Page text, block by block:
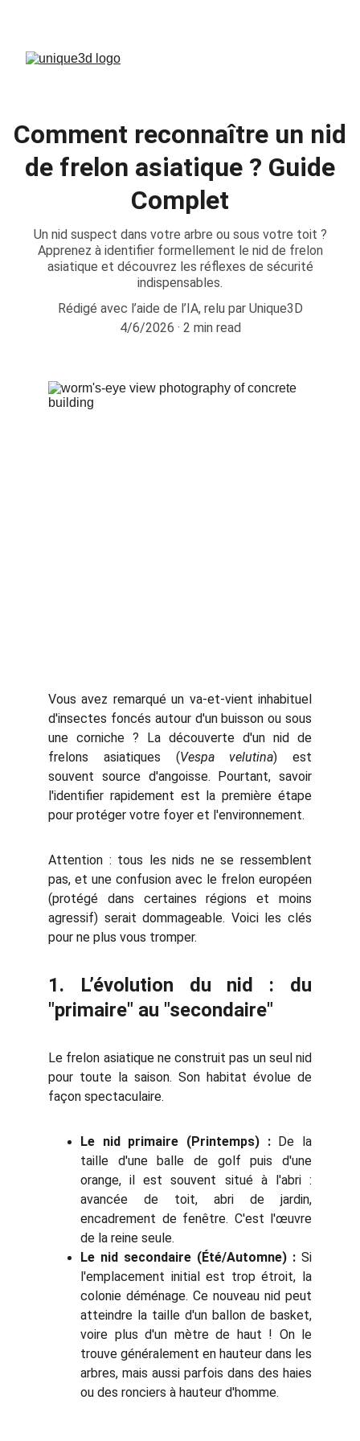
Comment reconnaître un nid
de frelon asiatique ? Guide
Complet
Un nid suspect dans votre arbre ou sous votre toit ?
Apprenez à identifier formellement le nid de frelon
asiatique et découvrez les réflexes de sécurité
indispensables.
Rédigé avec l’aide de l’IA, relu par Unique3D
4/6/2026
2 min read
Vous avez remarqué un va-et-vient inhabituel
d'insectes foncés autour d'un buisson ou sous
une corniche ? La découverte d'un nid de
frelons asiatiques (Vespa velutina) est
souvent source d'angoisse. Pourtant, savoir
l'identifier rapidement est la première étape
pour protéger votre foyer et l'environnement.
Attention : tous les nids ne se ressemblent
pas, et une confusion avec le frelon européen
(protégé dans certaines régions et moins
agressif) serait dommageable. Voici les clés
pour ne plus vous tromper.
1. L’évolution du nid : du
"primaire" au "secondaire"
Le frelon asiatique ne construit pas un seul nid
pour toute la saison. Son habitat évolue de
façon spectaculaire.
Le nid primaire (Printemps) :De la
taille d'une balle de golf puis d'une
orange, il est souvent situé à l'abri :
avancée de toit, abri de jardin,
encadrement de fenêtre. C'est l'œuvre
de la reine seule.
Le nid secondaire (Été/Automne) : Si
l'emplacement initial est trop étroit, la
colonie déménage. Ce nouveau nid peut
atteindre la taille d'un ballon de basket,
voire plus d'un mètre de haut ! On le
trouve généralement en hauteur dans les
arbres, mais aussi parfois dans des haies
ou des ronciers à hauteur d'homme.